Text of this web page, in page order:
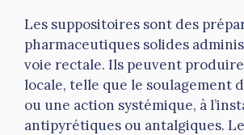
Les suppositoires sont des
pharmaceutiques solides
voie rectale. Ils peuvent
locale, telle que le soulagement
ou une action systémique, à
antipyrétiques ou antalgiques.